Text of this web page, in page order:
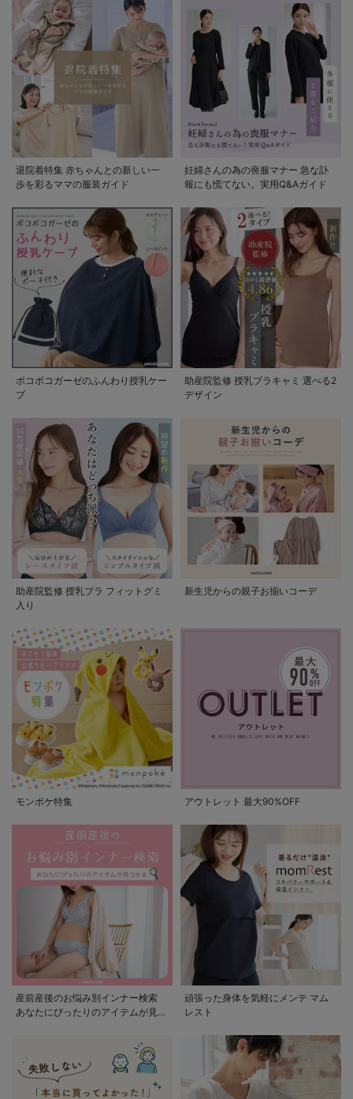
退院着特集 赤ちゃんとの新しい一
歩を彩るママの服装ガイド
妊婦さんの為の喪服マナー 急な訃
報にも慌てない。実用Q&Aガイド
ポコポコガーゼのふんわり授乳ケー
プ
助産院監修 授乳ブラキャミ 選べる2
デザイン
助産院監修 授乳ブラ フィットグミ
入り
新生児からの親子お揃いコーデ
モンポケ特集 アウトレット 最大90%OFF
産前産後のお悩み別インナー検索
あなたにぴったりのアイテムが見つ
頑張った身体を気軽にメンテ マム
レスト